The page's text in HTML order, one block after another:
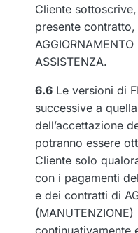
Cliente
presente
ASSISTENZA.
6.6 Le versioni di
successive a
dell’accettazione
potranno essere
Cliente solo
con i pagamenti
e dei contratti di
(MANUTENZIONE)
continuativamente